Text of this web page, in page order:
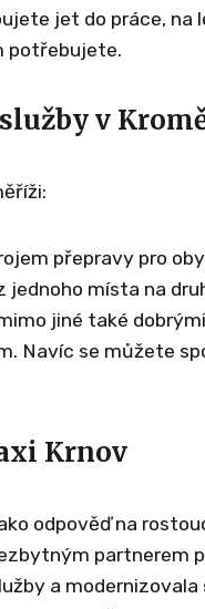
jet do práce, na
potřebujete.
v
přepravy pro
místa na
jiné také
Navíc se můžete
Krnov
odpověď na
a